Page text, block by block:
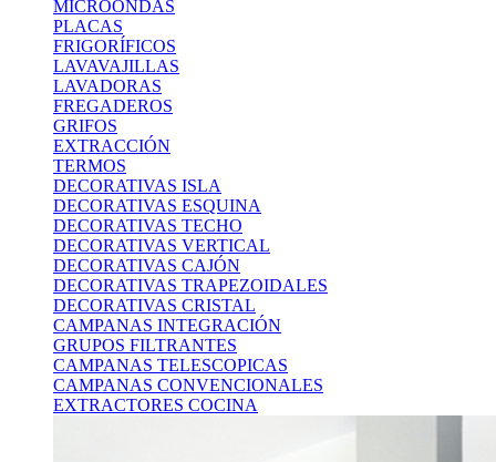
MICROONDAS
PLACAS
FRIGORÍFICOS
LAVAVAJILLAS
LAVADORAS
FREGADEROS
GRIFOS
EXTRACCIÓN
TERMOS
DECORATIVAS ISLA
DECORATIVAS ESQUINA
DECORATIVAS TECHO
DECORATIVAS VERTICAL
DECORATIVAS CAJÓN
DECORATIVAS TRAPEZOIDALES
DECORATIVAS CRISTAL
CAMPANAS INTEGRACIÓN
GRUPOS FILTRANTES
CAMPANAS TELESCOPICAS
CAMPANAS CONVENCIONALES
EXTRACTORES COCINA